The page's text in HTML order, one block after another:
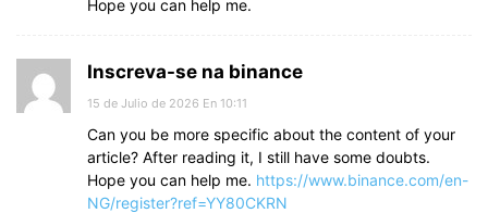
Hope you can help me.
Inscreva-se na binance
15 de Julio de 2026 En 10:11
Can you be more specific about the content of your
article? After reading it, I still have some doubts.
Hope you can help me. https://www.binance.com/en-
NG/register?ref=YY80CKRN